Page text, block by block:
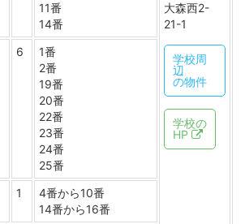
11番
14番
大森西2-
21-1
学校周
辺
の物件
学校の
HP
6
1番
2番
19番
20番
22番
23番
24番
25番
1
4番から10番
14番から16番